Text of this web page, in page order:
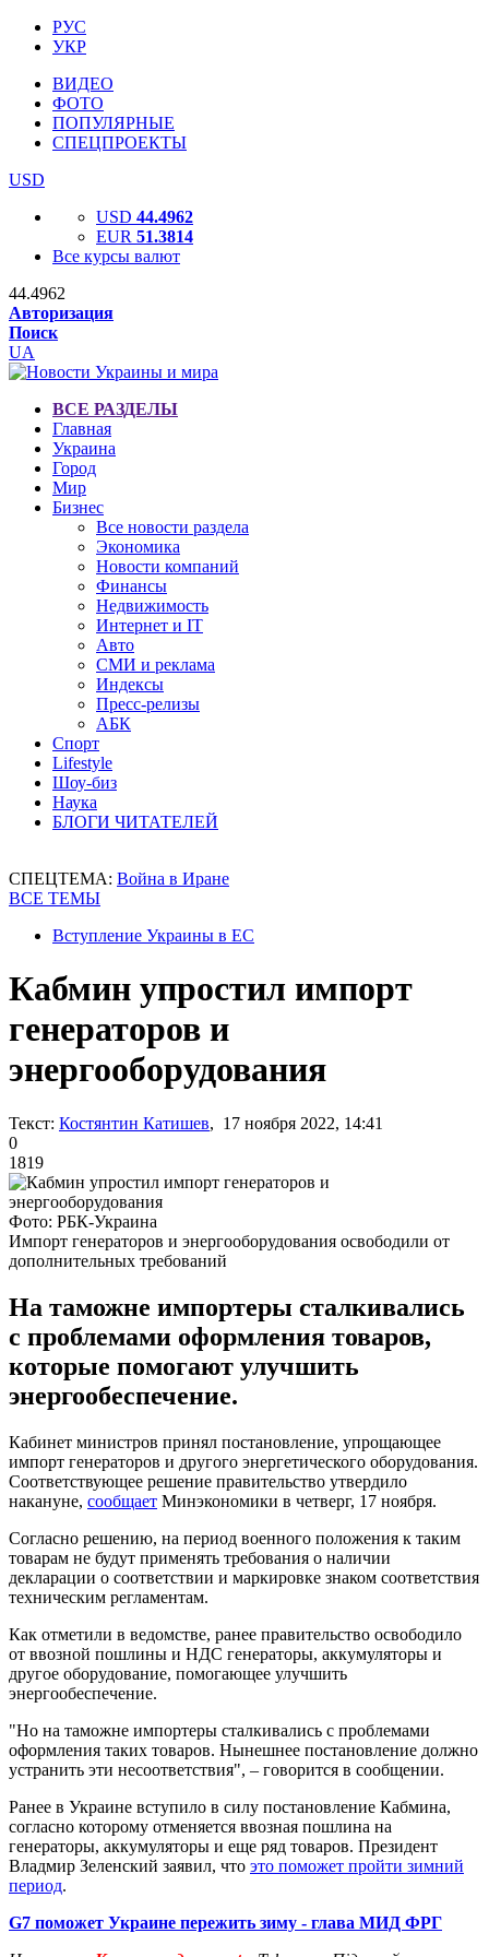
РУС
УКР
ВИДЕО
ФОТО
ПОПУЛЯРНЫЕ
СПЕЦПРОЕКТЫ
USD
USD 44.4962
EUR 51.3814
Все курсы валют
44.4962
Авторизация
Поиск
UA
ВСЕ РАЗДЕЛЫ
Главная
Украина
Город
Мир
Бизнес
Все новости раздела
Экономика
Новости компаний
Финансы
Недвижимость
Интернет и IT
Авто
СМИ и реклама
Индексы
Пресс-релизы
АБК
Спорт
Lifestyle
Шоу-биз
Наука
БЛОГИ ЧИТАТЕЛЕЙ
СПЕЦТЕМА: Война в Иране
ВСЕ ТЕМЫ
Вступление Украины в ЕС
Кабмин упростил импорт
генераторов и
энергооборудования
Текст: Костянтин Катишев, 17 ноября 2022, 14:41
0
1819
Фото: РБК-Украина
Импорт генераторов и энергооборудования освободили от
дополнительных требований
На таможне импортеры сталкивались
с проблемами оформления товаров,
которые помогают улучшить
энергообеспечение.
Кабинет министров принял постановление, упрощающее
импорт генераторов и другого энергетического оборудования.
Соответствующее решение правительство утвердило
накануне, сообщает Минэкономики в четверг, 17 ноября.
Согласно решению, на период военного положения к таким
товарам не будут применять требования о наличии
декларации о соответствии и маркировке знаком соответствия
техническим регламентам.
Как отметили в ведомстве, ранее правительство освободило
от ввозной пошлины и НДС генераторы, аккумуляторы и
другое оборудование, помогающее улучшить
энергообеспечение.
"Но на таможне импортеры сталкивались с проблемами
оформления таких товаров. Нынешнее постановление должно
устранить эти несоответствия", – говорится в сообщении.
Ранее в Украине вступило в силу постановление Кабмина,
согласно которому отменяется ввозная пошлина на
генераторы, аккумуляторы и еще ряд товаров. Президент
Владмир Зеленский заявил, что это поможет пройти зимний
период.
G7 поможет Украине пережить зиму - глава МИД ФРГ